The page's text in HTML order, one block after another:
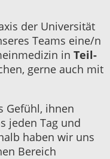
der Universität
Teams eine/n
in Teil-
gerne auch mit
Gefühl, ihnen
jeden Tag und
haben wir uns
Bereich